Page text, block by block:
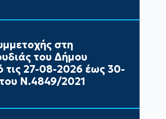
στη
του Δήμου
τις 27-08-2026 έως 30-
Ν.4849/2021